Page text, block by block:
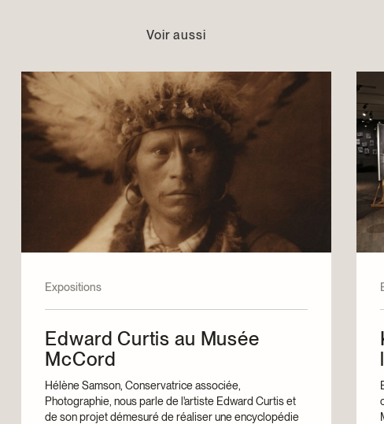
Voir aussi
Expositions
Edward Curtis au Musée
McCord
Hélène Samson, Conservatrice associée,
Photographie, nous parle de l'artiste Edward Curtis et
de son projet démesuré de réaliser une encyclopédie